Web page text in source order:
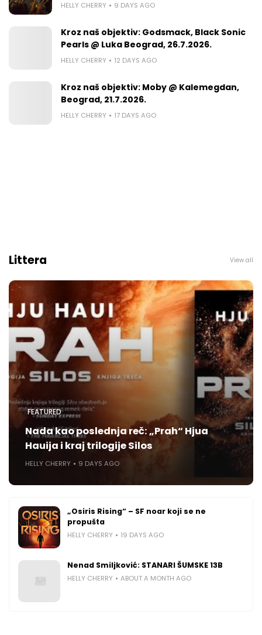
HELLY CHERRY 9 DAYS AGO
Kroz naš objektiv: Godsmack, Black Sonic
Pearls @ Luka Beograd, 26.7.2026.
HELLY CHERRY 12 DAYS AGO
Kroz naš objektiv: Moby @ Kalemegdan,
Beograd, 21.7.2026.
HELLY CHERRY 17 DAYS AGO
Littera View all
FEATURED
Nada kao poslednja reč: „Prah“ Hjua
Hauija i kraj trilogije Silos
HELLY CHERRY 9 DAYS AGO
„Osiris Rising“ – SF noar koji se ne
propušta
HELLY CHERRY 19 DAYS AGO
Nenad Smiljković: STANARI ŠUMSKE 13B
HELLY CHERRY ABOUT A MONTH AGO